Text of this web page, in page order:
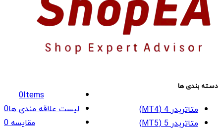
0Items
لیست علاقه مندی ها0
مقایسه0
دسته بندی ها
متاتریدر 4 (MT4)
متاتریدر 5 (MT5)